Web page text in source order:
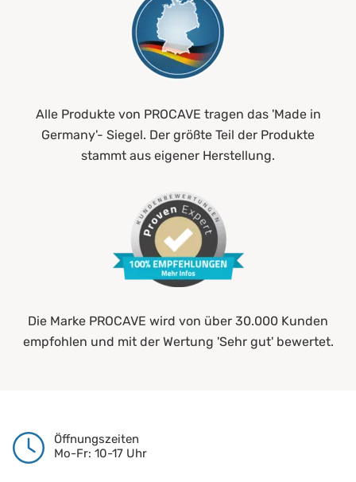
Alle Produkte von PROCAVE tragen das 'Made in
Germany'- Siegel. Der größte Teil der Produkte
stammt aus eigener Herstellung.
Die Marke PROCAVE wird von über 30.000 Kunden
empfohlen und mit der Wertung 'Sehr gut' bewertet.
Öffnungszeiten
Mo-Fr: 10-17 Uhr